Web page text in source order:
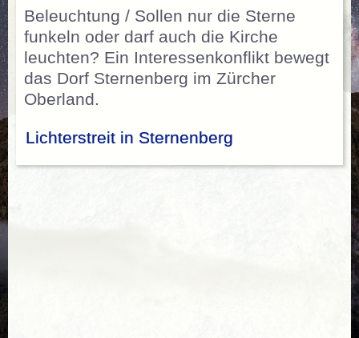
Beleuchtung / Sollen nur die Sterne
funkeln oder darf auch die Kirche
leuchten? Ein Interessenkonflikt bewegt
das Dorf Sternenberg im Zürcher
Oberland.
Lichterstreit in Sternenberg